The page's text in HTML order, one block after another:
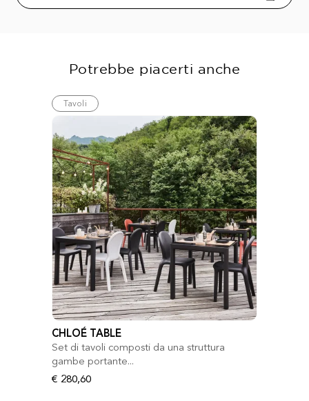
Potrebbe piacerti anche
Tavoli
CHLOÉ TABLE
Set di tavoli composti da una struttura
gambe portante...
€ 280,60